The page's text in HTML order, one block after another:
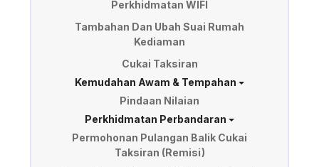
Perkhidmatan WIFI
Tambahan Dan Ubah Suai Rumah
Kediaman
Cukai Taksiran
Kemudahan Awam & Tempahan
Pindaan Nilaian
Perkhidmatan Perbandaran
Permohonan Pulangan Balik Cukai
Taksiran (Remisi)